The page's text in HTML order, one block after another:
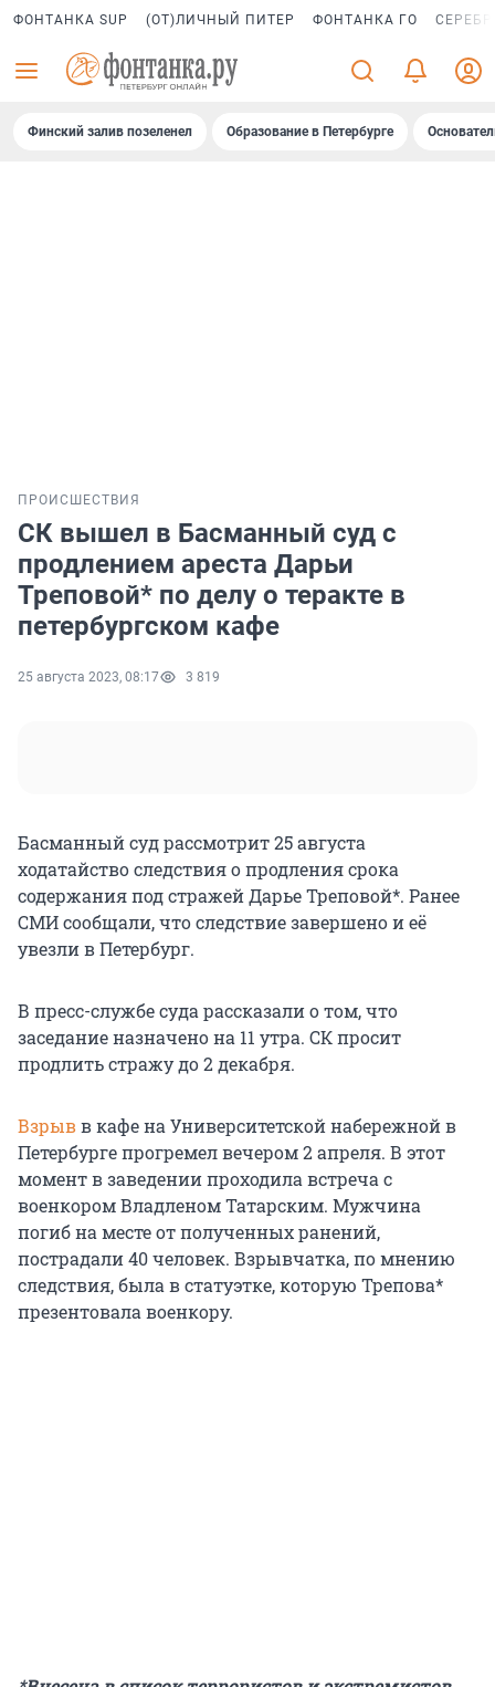
ФОНТАНКА SUP (ОТ)ЛИЧНЫЙ ПИТЕР ФОНТАНКА ГО
Финский залив позеленел Образование в Петербурге
ПРОИСШЕСТВИЯ
СК вышел в Басманный суд с
продлением ареста Дарьи
Треповой* по делу о теракте в
петербургском кафе
25 августа 2023, 08:17 3 819
Басманный суд рассмотрит 25 августа
ходатайство следствия о продления срока
содержания под стражей Дарье Треповой*. Ранее
СМИ сообщали, что следствие завершено и её
увезли в Петербург.
В пресс-службе суда рассказали о том, что
заседание назначено на 11 утра. СК просит
продлить стражу до 2 декабря.
Взрывв кафе на Университетской набережной в
Петербурге прогремел вечером 2 апреля. В этот
момент в заведении проходила встреча с
военкором Владленом Татарским. Мужчина
погиб на месте от полученных ранений,
пострадали 40 человек. Взрывчатка, по мнению
следствия, была в статуэтке, которую Трепова*
презентовала военкору.